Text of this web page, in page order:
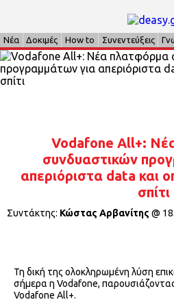
Νέα Δοκιμές How to Συνεντεύξεις
Vodafone All+:
συνδυαστικών
απεριόριστα data και
σπίτι
Συντάκτης: Κώστας Αρβανίτης @
Τη δική της ολοκληρωμένη λύση
σήμερα η Vodafone,
Vodafone All+.